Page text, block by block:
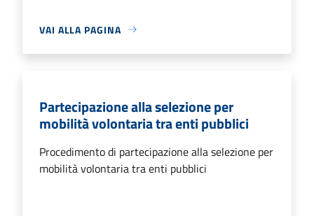
VAI ALLA PAGINA
Partecipazione alla selezione per
mobilità volontaria tra enti pubblici
Procedimento di partecipazione alla selezione per
mobilità volontaria tra enti pubblici